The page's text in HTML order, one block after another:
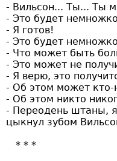
- Вильсон... Ты... Ты
- Это будет
- Я готов!
- Это будет
- Что может быть
- Это может не
- Я верю, это
- Об этом может кто-
- Об этом никто
- Переодень штаны,
цыкнул зубом